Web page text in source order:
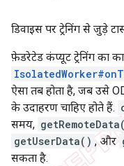
डिवाइस पर ट्रेनिंग से जुड़े
फ़ेडरेटेड कंप्यूट ट्रेनिंग का
ऐसा तब होता है, जब उसे
के उदाहरण चाहिए होते हैं.
समय,
getUserData() , और
सकता है.